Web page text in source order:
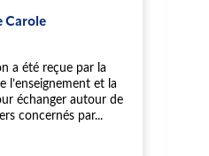
Carole
a été reçue par la
l’enseignement et la
échanger autour de
concernés par...